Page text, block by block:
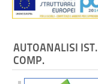
AUTOANALISI IST.
COMP.